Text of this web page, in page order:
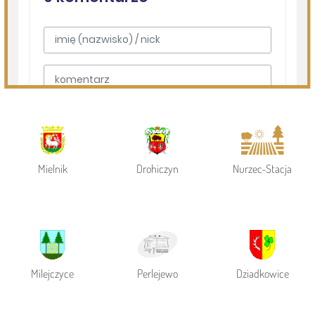
Powiat Siemiatycki Siemiatycze Gmina Siemiatycze
Mielnik Drohiczyn Nurzec-Stacja
Milejczyce Perlejewo Dziadkowice